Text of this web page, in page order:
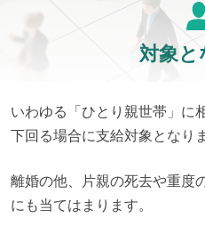
対象と
いわゆる「ひとり親世帯」に
下回る場合に支給対象となり
離婚の他、片親の死去や重度
にも当てはまります。